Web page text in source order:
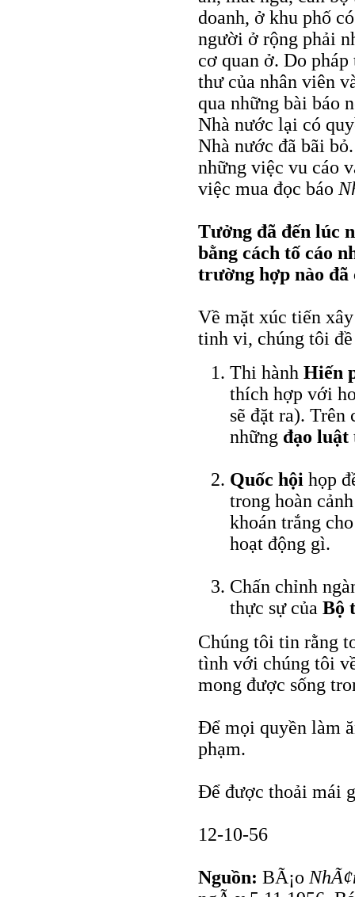
doanh, ở khu phố
người ở rộng phải
cơ quan ở. Do
thư của nhân viên
qua những bài báo
Nhà nước lại có
Nhà nước đã bãi
những việc vu cáo
việc mua đọc báo
Tưởng đã đến lúc
bằng cách tố cáo
trường hợp nào
Về mặt xúc tiến
tinh vi, chúng tôi
Thi hành Hiến
thích hợp với
sẽ đặt ra). Trên
những đạo luật
Quốc hội họp
trong hoàn
khoán trắng
hoạt động gì.
Chấn chỉnh
thực sự của Bộ
Chúng tôi tin rằng
tình với chúng tôi
mong được sống
Để mọi quyền làm
phạm.
Để được thoải mái
12-10-56
Nguồn: BÃ¡o